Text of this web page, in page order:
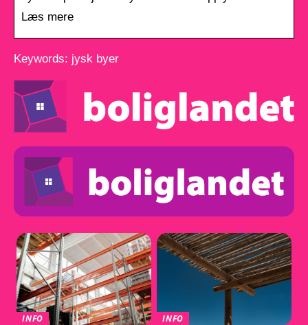
Læs mere
Keywords: jysk byer
INFO
INFO